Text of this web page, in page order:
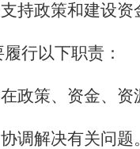
持政策和建设资
行以下职责：
政策、资金、
调解决有关问题。